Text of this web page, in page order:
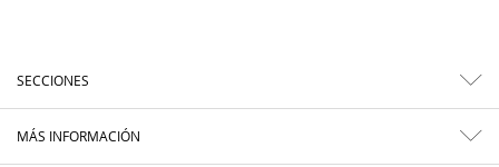
SECCIONES
MÁS INFORMACIÓN